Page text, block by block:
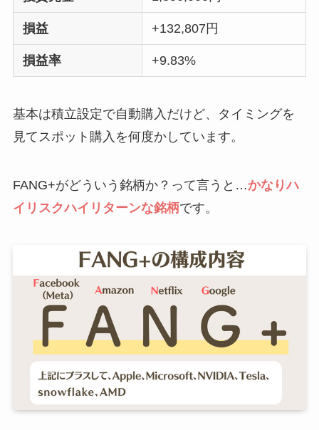
損益 +132,807円
損益率 +9.83%
基本は積立設定で自動購入だけど、タイミングを
見てスポット購入を何度かしています。
FANG+がどういう銘柄か？って言うと…かなりハ
イリスクハイリターンな銘柄です。